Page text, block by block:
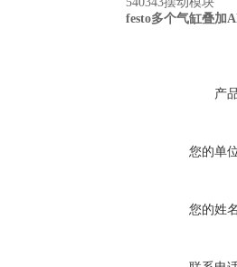
festo多个气缸叠加
产
您的单
您的姓